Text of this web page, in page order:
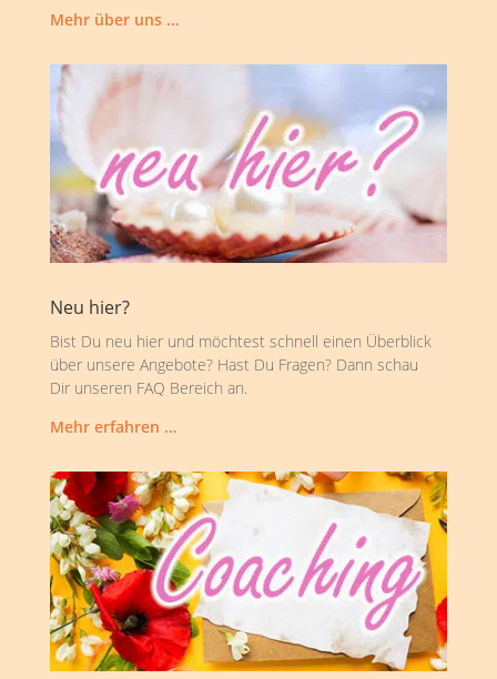
Mehr über uns …
Neu hier?
Bist Du neu hier und möchtest schnell einen Überblick
über unsere Angebote? Hast Du Fragen? Dann schau
Dir unseren FAQ Bereich an.
Mehr erfahren …